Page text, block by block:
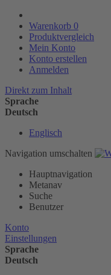
Warenkorb 0
Produktvergleich
Mein Konto
Konto erstellen
Anmelden
Direkt zum Inhalt
Sprache
Deutsch
Englisch
Navigation umschalten
Hauptnavigation
Metanav
Suche
Benutzer
Konto
Einstellungen
Sprache
Deutsch